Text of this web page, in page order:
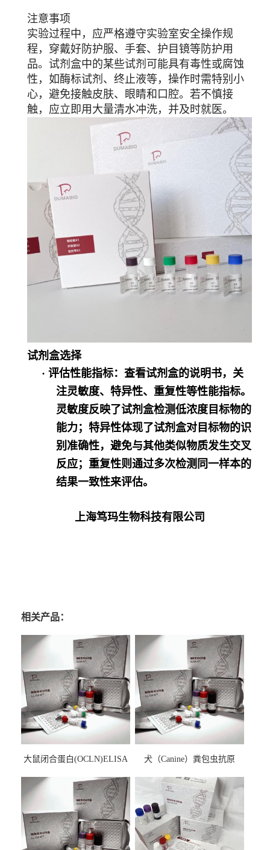
注意事项
实验过程中，应严格遵守实验室安全操作规
程，穿戴好防护服、手套、护目镜等防护用
品。试剂盒中的某些试剂可能具有毒性或腐蚀
性，如酶标试剂、终止液等，操作时需特别小
心，避免接触皮肤、眼睛和口腔。若不慎接
触，应立即用大量清水冲洗，并及时就医。
试剂盒选择
· 评估性能指标：查看试剂盒的说明书，关
注灵敏度、特异性、重复性等性能指标。
灵敏度反映了试剂盒检测低浓度目标物的
能力；特异性体现了试剂盒对目标物的识
别准确性，避免与其他类似物质发生交叉
反应；重复性则通过多次检测同一样本的
结果一致性来评估。
上海笃玛生物科技有限公司
相关产品：
大鼠闭合蛋白(OCLN)ELISA
犬（Canine）粪包虫抗原